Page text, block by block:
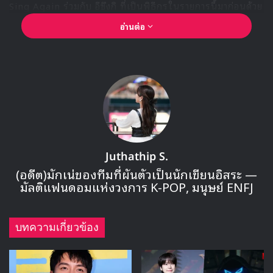
TAG HEUER MONACO Automatic Chronograph –
ใครเห็นฉากของ ซงจุงกิ กับนาฬิกาเท่ๆ ในเรื่องนี้ฉากไหนอีก
อย่าลืมแคปมาแชร์กันนะ และอย่าลืมติดตามชมการออกอากาศ
สัปดาห์สุดท้ายของเรื่องที่จะออนแอร์ให้ได้ชมกันในสัปดาห์นี้